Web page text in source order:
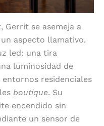
Gerrit se asemeja a
aspecto llamativo.
led: una tira
luminosidad de
residenciales
boutique. Su
encendido sin
un sensor de